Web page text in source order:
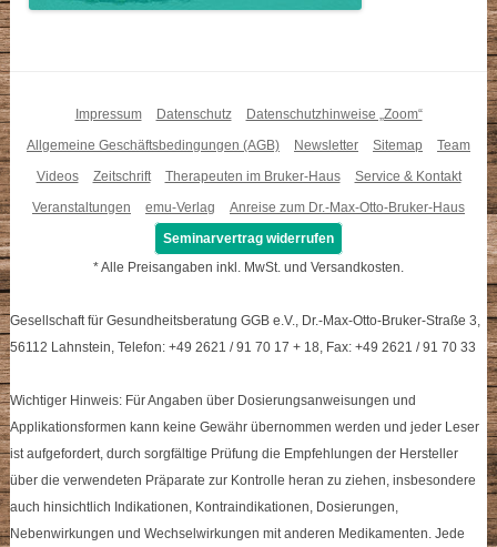
Impressum Datenschutz
Datenschutzhinweise „Zoom“
Allgemeine Geschäftsbedingungen (AGB)
Newsletter Sitemap
Team
Videos
Zeitschrift Therapeuten im Bruker-Haus
Service & Kontakt
Veranstaltungen
emu-Verlag
Anreise zum Dr.-Max-Otto-Bruker-Haus
Seminarvertrag widerrufen
* Alle Preisangaben inkl. MwSt. und Versandkosten.
Gesellschaft für Gesundheitsberatung GGB e.V., Dr.-Max-Otto-Bruker-Straße 3,
56112 Lahnstein, Telefon: +49 2621 / 91 70 17 + 18, Fax: +49 2621 / 91 70 33
Wichtiger Hinweis: Für Angaben über Dosierungsanweisungen und
Applikationsformen kann keine Gewähr übernommen werden und jeder Leser
ist aufgefordert, durch sorgfältige Prüfung die Empfehlungen der Hersteller
über die verwendeten Präparate zur Kontrolle heran zu ziehen, insbesondere
auch hinsichtlich Indikationen, Kontraindikationen, Dosierungen,
Nebenwirkungen und Wechselwirkungen mit anderen Medikamenten. Jede